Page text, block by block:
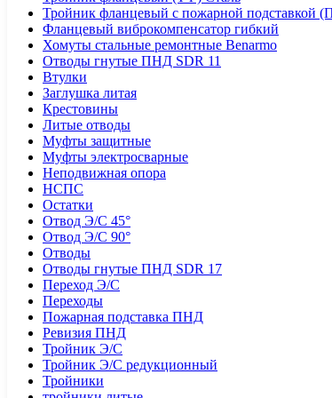
Тройник фланцевый с пожарной подставкой
Фланцевый виброкомпенсатор гибкий
Хомуты стальные ремонтные Benarmo
Отводы гнутые ПНД SDR 11
Втулки
Заглушка литая
Крестовины
Литые отводы
Муфты защитные
Муфты электросварные
Неподвижная опора
НСПС
Остатки
Отвод Э/С 45°
Отвод Э/С 90°
Отводы
Отводы гнутые ПНД SDR 17
Переход Э/С
Переходы
Пожарная подставка ПНД
Ревизия ПНД
Тройник Э/С
Тройник Э/С редукционный
Тройники